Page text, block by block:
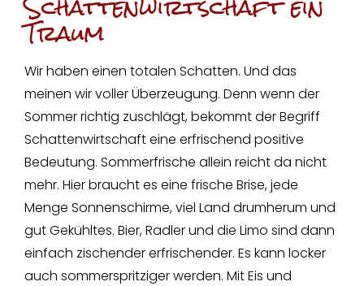
Traum
Wir haben einen totalen Schatten. Und das
meinen wir voller Überzeugung. Denn wenn der
Sommer richtig zuschlägt, bekommt der Begriff
Schattenwirtschaft eine erfrischend positive
Bedeutung. Sommerfrische allein reicht da nicht
mehr. Hier braucht es eine frische Brise, jede
Menge Sonnenschirme, viel Land drumherum und
gut Gekühltes. Bier, Radler und die Limo sind dann
einfach zischender erfrischender. Es kann locker
auch sommerspritziger werden. Mit Eis und